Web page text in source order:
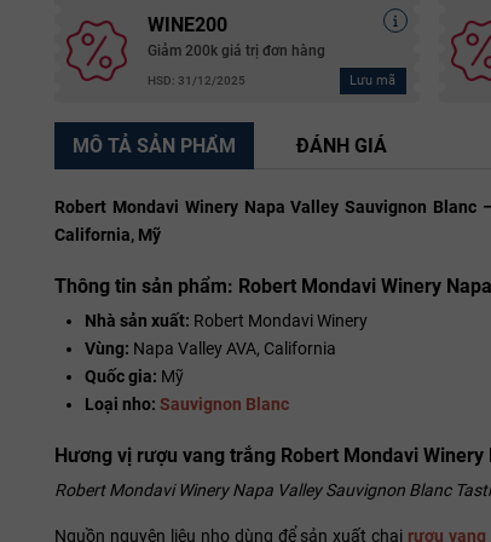
WINE200
Giảm 200k giá trị đơn hàng
HSD: 31/12/2025 Lưu mã
MÔ TẢ SẢN PHẨM ĐÁNH GIÁ
Robert Mondavi Winery Napa Valley Sauvignon Blanc –
California, Mỹ
Thông tin sản phẩm: Robert Mondavi Winery
Nhà sản xuất: Robert Mondavi Winery
Vùng: Napa Valley AVA, California
Quốc gia: Mỹ
Loại nho: Sauvignon Blanc
Hương vị rượu vang trắng Robert Mondavi
Robert Mondavi Winery Napa Valley Sauvignon Blanc
Nguồn nguyên liệu nho dùng để sản xuất chai rượu vang